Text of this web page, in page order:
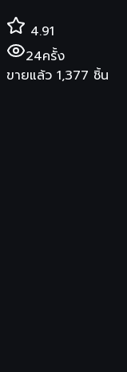
4.91
24ครั้ง
ขายแล้ว 1,377 ชิ้น